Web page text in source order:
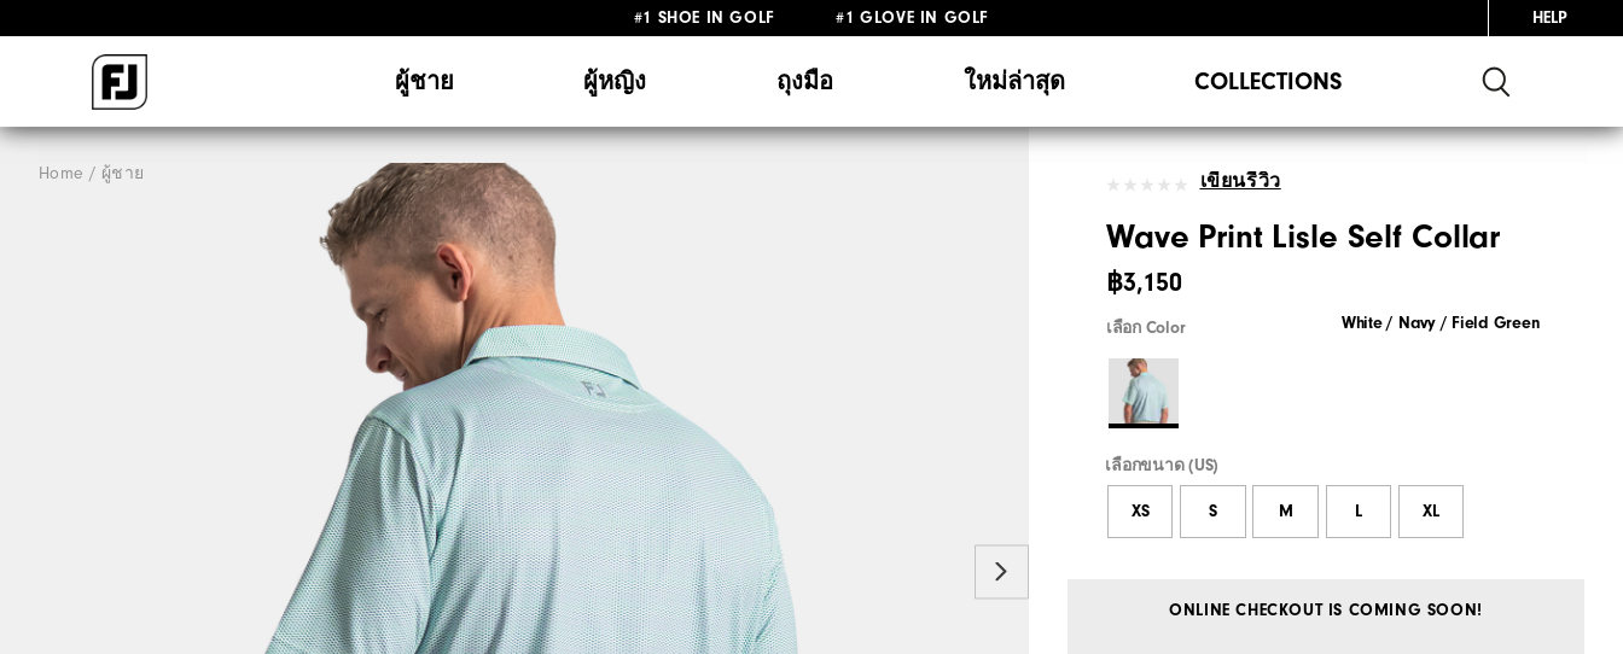
#1 SHOE IN GOLF #1 GLOVE IN GOLF HELP
ผู้ชาย ผู้หญิง ถุงมือ ใหม่ล่าสุด COLLECTIONS
Home ผู้ชาย เขียนรีวิว
Wave Print Lisle Self Collar
฿3,150
เลือก Color White / Navy / Field Green
เลือกขนาด (US)
XS S M L XL
ONLINE CHECKOUT IS COMING SOON!